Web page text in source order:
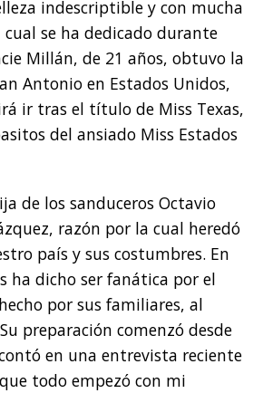
indescriptible y con mucha
se ha dedicado durante
Millán, de 21 años, obtuvo la
Antonio en Estados Unidos,
ir tras el título de Miss Texas,
del ansiado Miss Estados
de los sanduceros Octavio
razón por la cual heredó
país y sus costumbres. En
ha dicho ser fanática por el
por sus familiares, al
preparación comenzó desde
en una entrevista reciente
todo empezó con mi